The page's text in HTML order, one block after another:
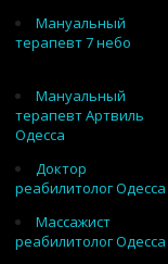
Мануальный
терапевт 7 небо
Мануальный
терапевт Артвиль
Одесса
Доктор
реабилитолог Одесса
Массажист
реабилитолог Одесса